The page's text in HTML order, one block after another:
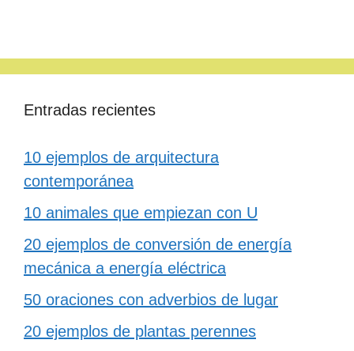
Entradas recientes
10 ejemplos de arquitectura
contemporánea
10 animales que empiezan con U
20 ejemplos de conversión de energía
mecánica a energía eléctrica
50 oraciones con adverbios de lugar
20 ejemplos de plantas perennes